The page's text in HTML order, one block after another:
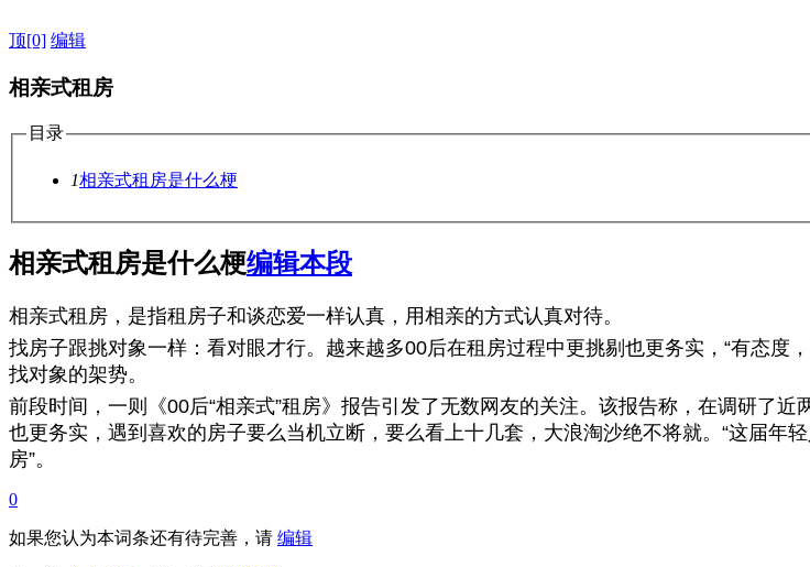
顶[0] 编辑
相亲式租房
目录
1相亲式租房是什么梗
相亲式租房是什么梗编辑本段
相亲式租房，是指租房子和谈恋爱一样认真，用相亲的方式认真对待。
找房子跟挑对象一样：看对眼才行。越来越多00后在租房过程中更挑剔也更务实，“有态度
找对象的架势。
前段时间，一则《00后“相亲式”租房》报告引发了无数网友的关注。该报告称，在调研了
也更务实，遇到喜欢的房子要么当机立断，要么看上十几套，大浪淘沙绝不将就。“这届年
房”。
0
如果您认为本词条还有待完善，请 编辑